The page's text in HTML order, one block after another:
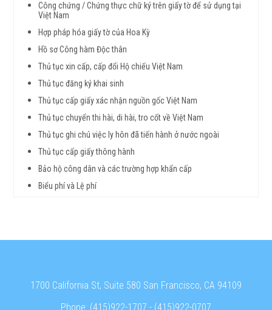
Công chứng / Chứng thực chữ ký trên giấy tờ để sử dụng tại
Việt Nam
Hợp pháp hóa giấy tờ của Hoa Kỳ
Hồ sơ Công hàm Độc thân
Thủ tục xin cấp, cấp đổi Hộ chiếu Việt Nam
Thủ tục đăng ký khai sinh
Thủ tục cấp giấy xác nhận nguồn gốc Việt Nam
Thủ tục chuyển thi hài, di hài, tro cốt về Việt Nam
Thủ tục ghi chú việc ly hôn đã tiến hành ở nước ngoài
Thủ tục cấp giấy thông hành
Bảo hộ công dân và các trường hợp khẩn cấp
Biểu phí và Lệ phí
1700 California St, Suite 580 San Francisco, CA 94109
Phone: (415)922-1707 - (415)922-0707